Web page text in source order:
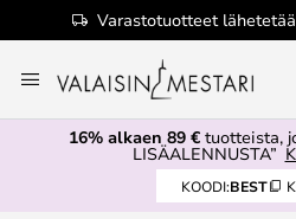
Varastotuotteet
to
Content
16% alkaen 89 €tuotteista,
LISÄALENNUSTA”
KOODI:BEST